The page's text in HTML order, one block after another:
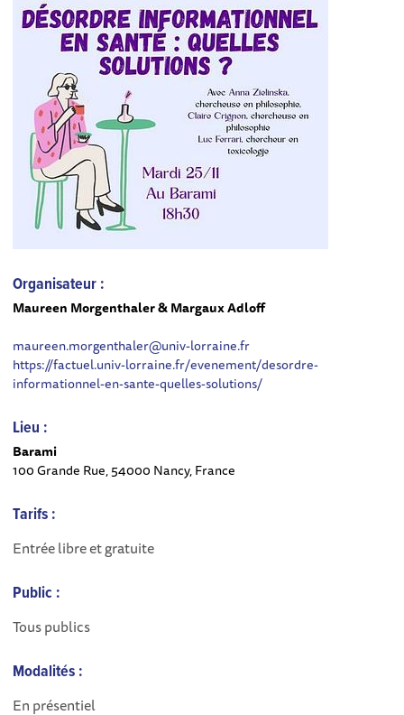
Organisateur :
Maureen Morgenthaler & Margaux Adloff
maureen.morgenthaler@univ-lorraine.fr
https://factuel.univ-lorraine.fr/evenement/desordre-
informationnel-en-sante-quelles-solutions/
Lieu :
Barami
100 Grande Rue, 54000 Nancy, France
Tarifs :
Entrée libre et gratuite
Public :
Tous publics
Modalités :
En présentiel